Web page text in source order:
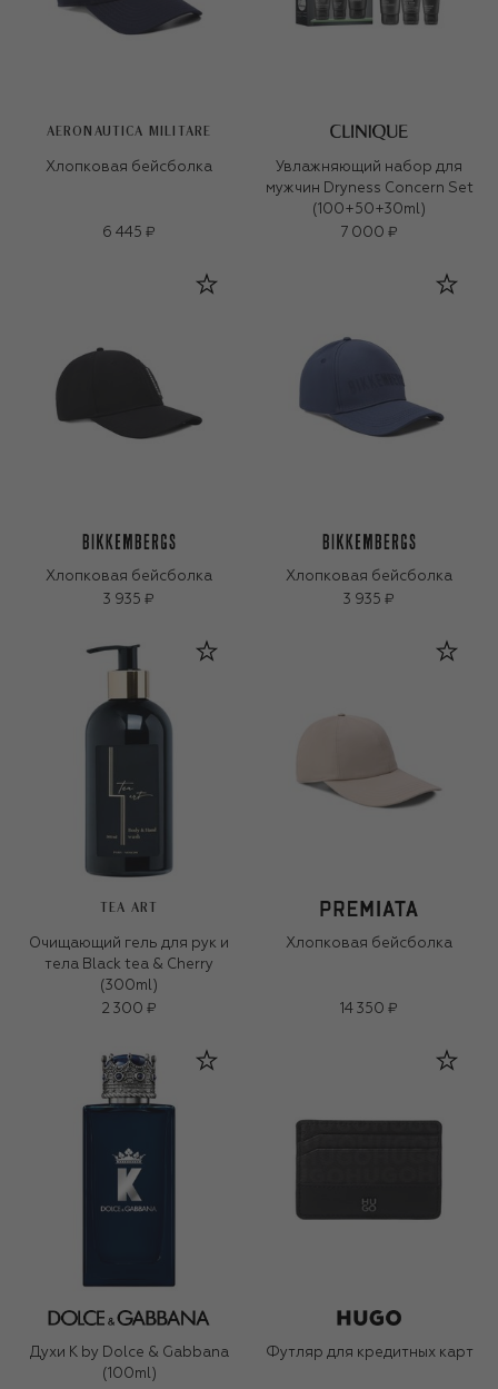
AERONAUTICA MILITARE
Хлопковая бейсболка
6 445 ₽
Увлажняющий набор для
мужчин Dryness Concern Set
(100+50+30ml)
7 000 ₽
Хлопковая бейсболка
3 935 ₽
Хлопковая бейсболка
3 935 ₽
TEA ART
Очищающий гель для рук и
тела Black tea & Cherry
(300ml)
2 300 ₽
Хлопковая бейсболка
14 350 ₽
Духи K by Dolce & Gabbana
(100ml)
Футляр для кредитных карт